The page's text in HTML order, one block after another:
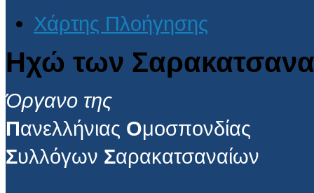
Χάρτης Πλοήγησης
Ηχώ των
Όργανο της
Πανελλήνιας Ομοσπονδίας
Συλλόγων Σαρακατσαναίων